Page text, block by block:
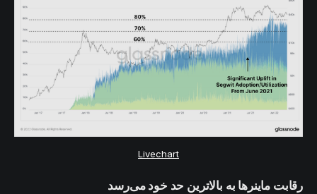
Livechart
رقابت ماینرها به بالاترین حد خود می‌رسد